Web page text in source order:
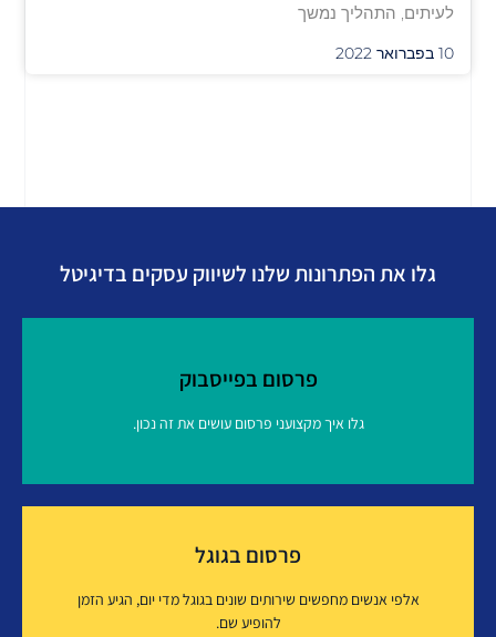
לעיתים, התהליך נמשך
10 בפברואר 2022
גלו את הפתרונות שלנו לשיווק עסקים בדיגיטל
פרסום בפייסבוק
גלו איך מקצועני פרסום עושים את זה נכון.
פרסום בגוגל
אלפי אנשים מחפשים שירותים שונים בגוגל מדי יום, הגיע הזמן
להופיע שם.